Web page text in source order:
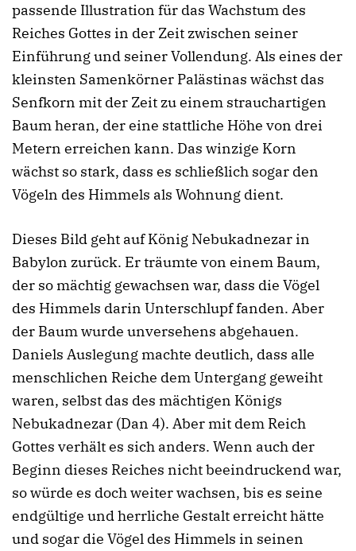
passende Illustration für das Wachstum des
Reiches Gottes in der Zeit zwischen seiner
Einführung und seiner Vollendung. Als eines der
kleinsten Samenkörner Palästinas wächst das
Senfkorn mit der Zeit zu einem strauchartigen
Baum heran, der eine stattliche Höhe von drei
Metern erreichen kann. Das winzige Korn
wächst so stark, dass es schließlich sogar den
Vögeln des Himmels als Wohnung dient.
Dieses Bild geht auf König Nebukadnezar in
Babylon zurück. Er träumte von einem Baum,
der so mächtig gewachsen war, dass die Vögel
des Himmels darin Unterschlupf fanden. Aber
der Baum wurde unversehens abgehauen.
Daniels Auslegung machte deutlich, dass alle
menschlichen Reiche dem Untergang geweiht
waren, selbst das des mächtigen Königs
Nebukadnezar (Dan 4). Aber mit dem Reich
Gottes verhält es sich anders. Wenn auch der
Beginn dieses Reiches nicht beeindruckend war,
so würde es doch weiter wachsen, bis es seine
endgültige und herrliche Gestalt erreicht hätte
und sogar die Vögel des Himmels in seinen